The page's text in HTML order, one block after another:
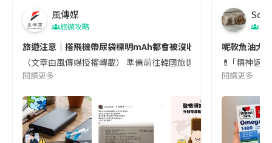
風傳媒
旅遊攻略
旅遊注意｜搭飛機帶尿袋標明mAh都會被沒收😱出發前切記檢查
（文章由風傳媒授權轉載） 準備前往韓國旅遊的民眾，近期要
閱讀更多
Soul
呢款魚油大
💊 ｢精神返
閱讀更多